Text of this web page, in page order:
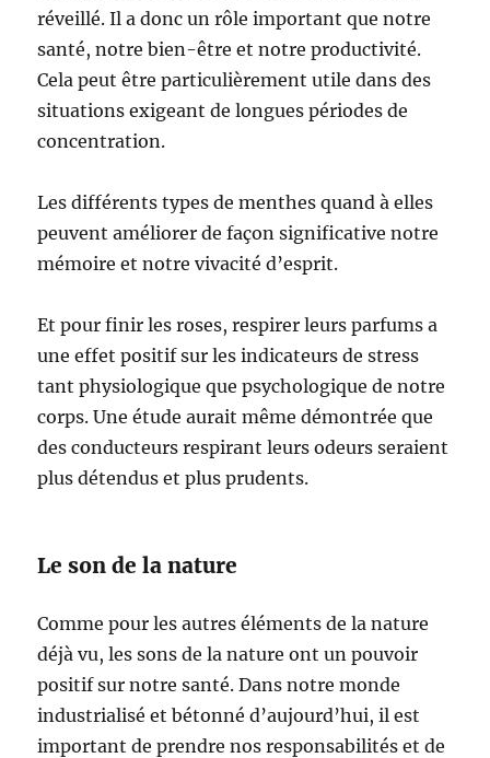
réveillé. Il a donc un rôle important que notre
santé, notre bien-être et notre productivité.
Cela peut être particulièrement utile dans des
situations exigeant de longues périodes de
concentration.
Les différents types de menthes quand à elles
peuvent améliorer de façon significative notre
mémoire et notre vivacité d’esprit.
Et pour finir les roses, respirer leurs parfums a
une effet positif sur les indicateurs de stress
tant physiologique que psychologique de notre
corps. Une étude aurait même démontrée que
des conducteurs respirant leurs odeurs seraient
plus détendus et plus prudents.
Le son de la nature
Comme pour les autres éléments de la nature
déjà vu, les sons de la nature ont un pouvoir
positif sur notre santé. Dans notre monde
industrialisé et bétonné d’aujourd’hui, il est
important de prendre nos responsabilités et de